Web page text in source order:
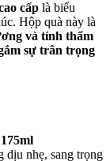
cấp là biểu
Hộp quà này là
và tính thẩm
sự trân trọng
dịu nhẹ, sang trọng